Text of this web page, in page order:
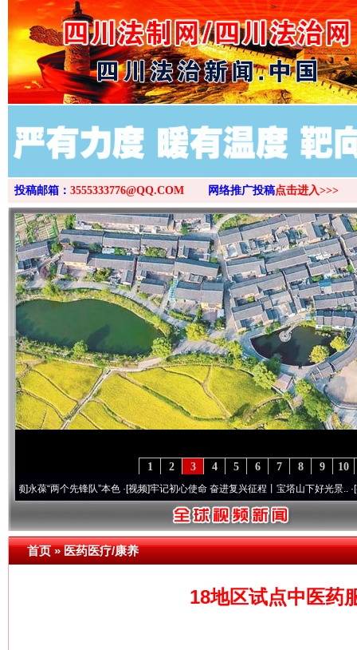
>
投稿邮箱： 3555333776@QQ.COM 网络推广投稿点击进入>>>
10
9
8
7
6
5
4
3
2
1
两个先锋队”本色·[视频]牢记初心使命 奋进复兴征程丨宝塔山下好光景..·[视频]因党
首页»医药医疗/康养
18地区试点中医药